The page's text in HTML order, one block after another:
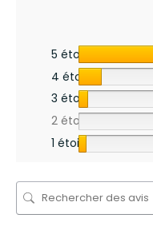
5 étoiles
4 étoiles
3 étoiles
2 étoiles
1 étoile